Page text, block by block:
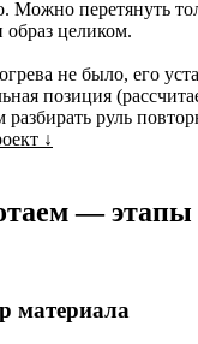
Можно перетянуть
образ целиком.
не было, его
позиция
разбирать руль
↓
— этапы
материала